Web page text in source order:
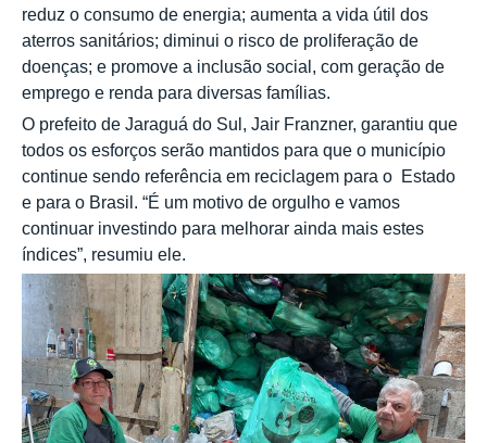
reduz o consumo de energia; aumenta a vida útil dos
aterros sanitários; diminui o risco de proliferação de
doenças; e promove a inclusão social, com geração de
emprego e renda para diversas famílias.
O prefeito de Jaraguá do Sul, Jair Franzner, garantiu que
todos os esforços serão mantidos para que o município
continue sendo referência em reciclagem para o Estado
e para o Brasil. “É um motivo de orgulho e vamos
continuar investindo para melhorar ainda mais estes
índices”, resumiu ele.